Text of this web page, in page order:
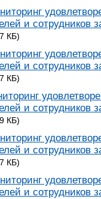
и сотрудников
КБ)
и сотрудников
КБ)
и сотрудников
КБ)
и сотрудников
КБ)
и сотрудников